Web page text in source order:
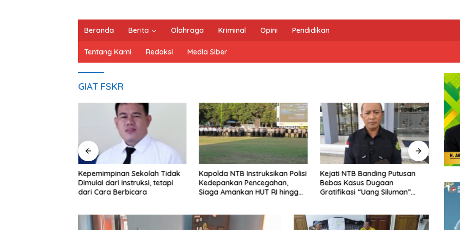
Beranda Berita Olahraga Kriminal Opini Pendidikan
Tentang Kami Redaksi Media Siber
GIAT FSKR
Kepemimpinan Sekolah Tidak
Dimulai dari Instruksi, tetapi
dari Cara Berbicara
Kapolda NTB Instruksikan Polisi
Kedepankan Pencegahan,
Siaga Amankan HUT RI hingga
Kejati NTB Banding Putusan
Bebas Kasus Dugaan
Gratifikasi “Uang Siluman”
Ekonomi NTB
Persen pada
Tertinggi Kedua